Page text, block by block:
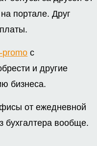
портале. Друг
promo с
и другие
бизнеса.
от ежедневной
бухгалтера вообще.